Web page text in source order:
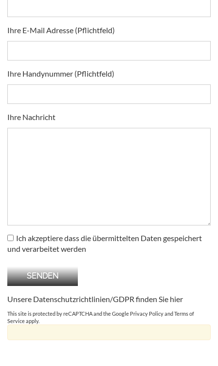
Ihre E-Mail Adresse (Pflichtfeld)
Ihre Handynummer (Pflichtfeld)
Ihre Nachricht
Ich akzeptiere dass die übermittelten Daten gespeichert
und verarbeitet werden
Unsere Datenschutzrichtlinien/GDPR finden Sie hier
This site is protected by reCAPTCHA and the Google Privacy PolicyandTerms of
Serviceapply.